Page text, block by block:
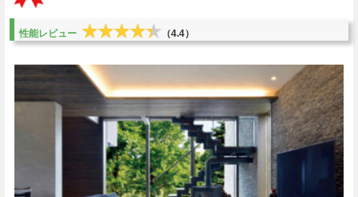
性能レビュー ★★★★★
★★★★★ （4.4）